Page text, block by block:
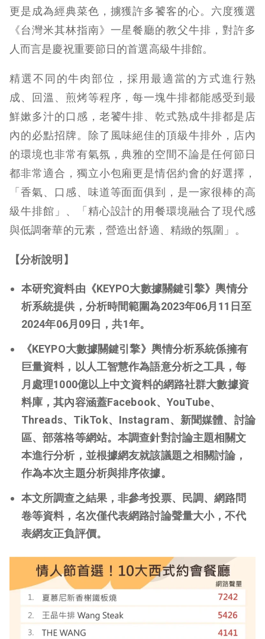
更是成為經典菜色，擄獲許多饕客的心。六度獲選
《台灣米其林指南》一星餐廳的教父牛排，對許多
人而言是慶祝重要節日的首選高級牛排館。
精選不同的牛肉部位，採用最適當的方式進行熟
成、回溫、煎烤等程序，每一塊牛排都能感受到最
鮮嫰多汁的口感，老饕牛排、乾式熟成牛排都是店
內的必點招牌。除了風味絕佳的頂級牛排外，店內
的環境也非常有氣氛，典雅的空間不論是任何節日
都非常適合，獨立小包廂更是情侶約會的好選擇，
「香氣、口感、味道等面面俱到，是一家很棒的高
級牛排館」、「精心設計的用餐環境融合了現代感
與低調奢華的元素，營造出舒適、精緻的氛圍」。
【分析說明】
本研究資料由《KEYPO大數據關鍵引擎》輿情分
析系統提供，分析時間範圍為2023年06月11日至
2024年06月09日，共1年。
《KEYPO大數據關鍵引擎》輿情分析系統係擁有
巨量資料，以人工智慧作為語意分析之工具，每
月處理1000億以上中文資料的網路社群大數據資
料庫，其內容涵蓋Facebook、YouTube、
Threads、TikTok、Instagram、新聞媒體、討論
區、部落格等網站。本調查針對討論主題相關文
本進行分析，並根據網友就該議題之相關討論，
作為本次主題分析與排序依據。
本文所調查之結果，非參考投票、民調、網路問
卷等資料，名次僅代表網路討論聲量大小，不代
表網友正負評價。